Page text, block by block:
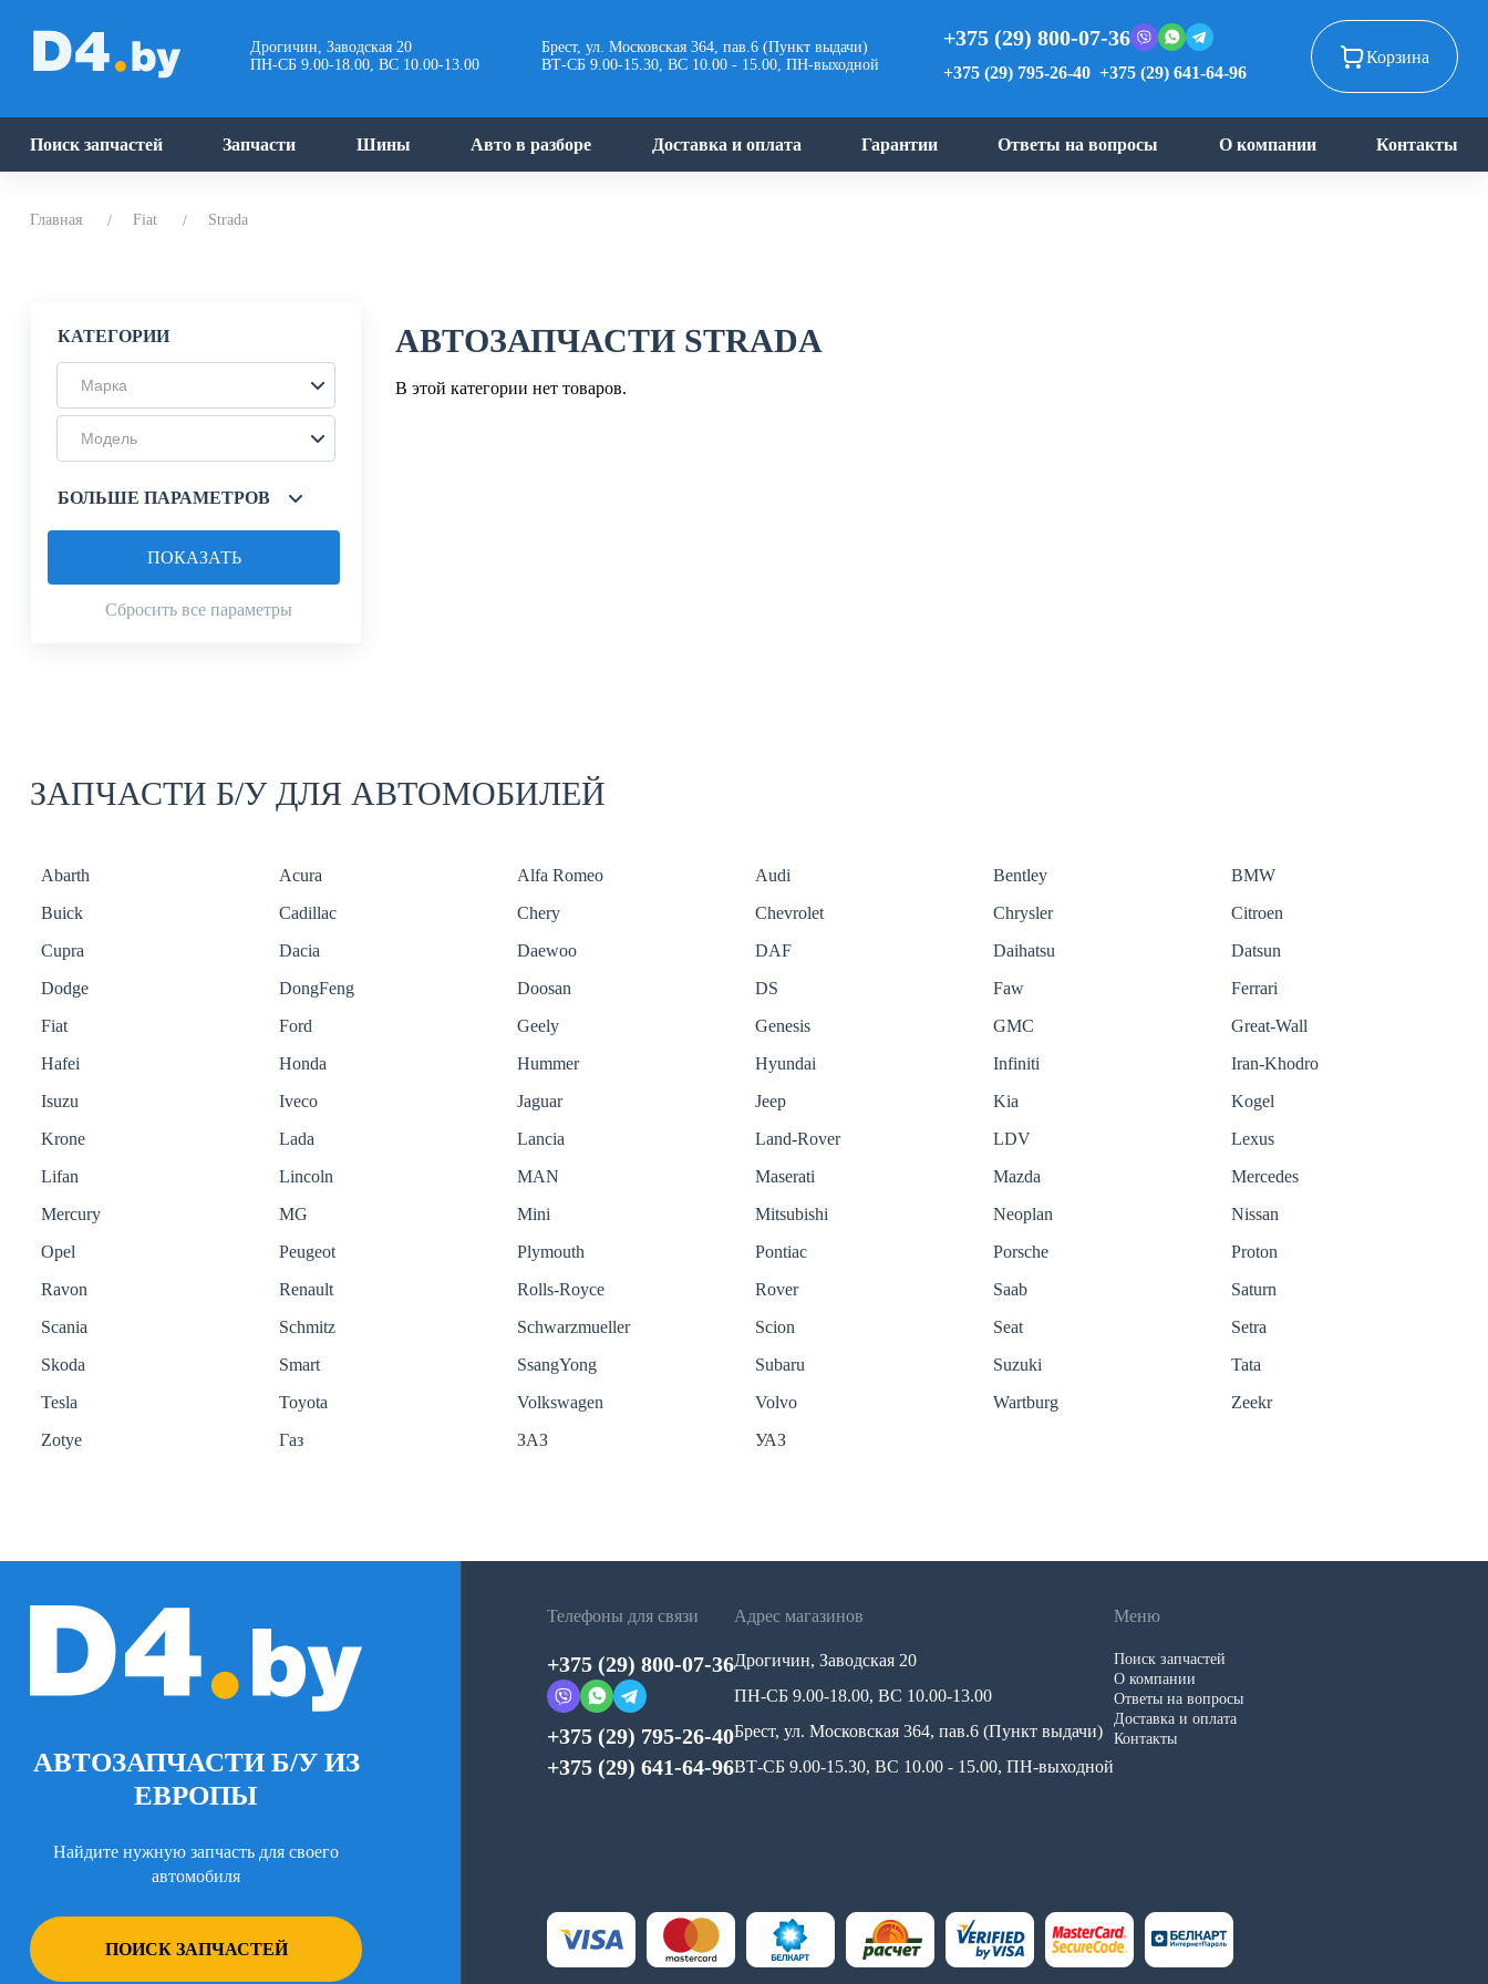
Дрогичин, Заводская 20
ПН-СБ 9.00-18.00, ВС 10.00-13.00
Брест, ул. Московская 364, пав.6 (Пункт выдачи)
ВТ-СБ 9.00-15.30, ВС 10.00 - 15.00, ПН-выходной
+375 (29) 800-07-36
+375 (29) 795-26-40 +375 (29) 641-64-96
Корзина
Поиск запчастей Запчасти Шины Авто в разборе Доставка и оплата Гарантии Ответы на вопросы О компании Контакты
Главная Fiat Strada
КАТЕГОРИИ
Марка
Модель
БОЛЬШЕ ПАРАМЕТРОВ
Сбросить все параметры
ПОКАЗАТЬ
АВТОЗАПЧАСТИ STRADA
В этой категории нет товаров.
ЗАПЧАСТИ Б/У ДЛЯ АВТОМОБИЛЕЙ
Abarth Acura Alfa Romeo Audi Bentley
BMW
Buick
Cadillac Chery Chevrolet Chrysler
Citroen
Cupra
Dacia Daewoo DAF Daihatsu
Datsun
Dodge
DongFeng Doosan DS Faw
Ferrari
Fiat
Ford Geely Genesis GMC
Great-Wall
Hafei
Honda Hummer Hyundai Infiniti
Iran-Khodro
Isuzu
Iveco Jaguar Jeep Kia
Kogel
Krone
Lada Lancia Land-Rover LDV
Lexus
Lifan
Lincoln MAN Maserati Mazda
Mercedes
Mercury
MG Mini Mitsubishi Neoplan
Nissan
Opel
Peugeot Plymouth Pontiac Porsche
Proton
Ravon
Renault Rolls-Royce Rover Saab
Saturn
Scania
Schmitz Schwarzmueller Scion Seat
Setra
Skoda
Smart SsangYong Subaru Suzuki
Tata
Tesla
Toyota Volkswagen Volvo Wartburg
Zeekr
Zotye
Газ ЗАЗ УАЗ
АВТОЗАПЧАСТИ Б/У ИЗ
ЕВРОПЫ
Найдите нужную запчасть для своего
автомобиля
ПОИСК ЗАПЧАСТЕЙ
Телефоны для связи
+375 (29) 800-07-36
+375 (29) 795-26-40
+375 (29) 641-64-96
Адрес магазинов
Дрогичин, Заводская 20
ПН-СБ 9.00-18.00, ВС 10.00-13.00
Брест, ул. Московская 364, пав.6 (Пункт выдачи)
ВТ-СБ 9.00-15.30, ВС 10.00 - 15.00, ПН-выходной
Меню
Поиск запчастей
О компании
Ответы на вопросы
Доставка и оплата
Контакты